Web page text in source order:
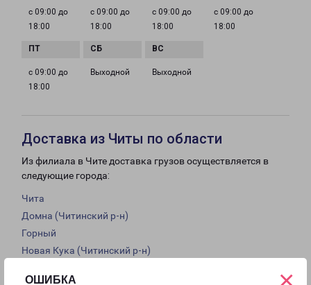
ОШИБКА
с 09:00 до
18:00
с 09:00 до
18:00
с 09:00 до
18:00
с 09:00 до
18:00
с 09:00 до
18:00
Выходной Выходной
Доставка из Читы по области
Из филиала в Чите доставка грузов осуществляется в
следующие города:
Чита
Домна (Читинский р-н)
Горный
Новая Кука (Читинский р-н)